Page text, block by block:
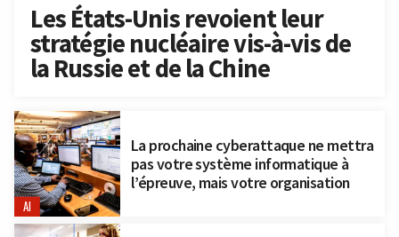
Les États-Unis revoient leur
stratégie nucléaire vis-à-vis de
la Russie et de la Chine
AI
La prochaine cyberattaque ne mettra
pas votre système informatique à
l’épreuve, mais votre organisation